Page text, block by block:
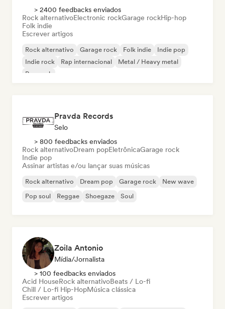
> 2400 feedbacks enviados
Rock alternativoElectronic rockGarage rockHip-hop
Folk indie
Escrever artigos
Rock alternativo Garage rock Folk indie
Indie pop
Indie rock
Rap internacional
Metal / Heavy metal
Pop rock
Pravda Records
Selo
> 800 feedbacks enviados
Rock alternativoDream popEletrônicaGarage rock
Indie pop
Assinar artistas e/ou lançar suas músicas
Rock alternativo Dream pop Garage rock
New wave
Pop soul
Reggae Shoegaze Soul
Zoila Antonio
Mídia/Jornalista
> 100 feedbacks enviados
Acid HouseRock alternativoBeats / Lo-fi
Chill / Lo-fi Hip-HopMúsica clássica
Escrever artigos